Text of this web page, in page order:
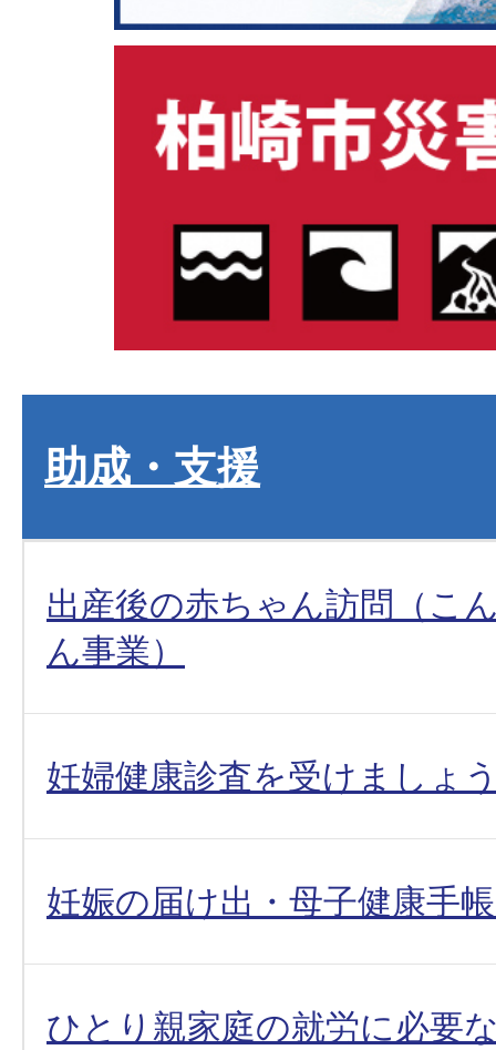
助成・支援
出産後の赤ちゃん訪問（こ
ん事業）
妊婦健康診査を受けましょ
妊娠の届け出・母子健康手
ひとり親家庭の就労に必要